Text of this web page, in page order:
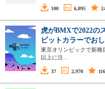
100 6,095
虎がBMXで2022の
ビットカラーでお
東京オリンピックで新
以上に注…
37 2,970